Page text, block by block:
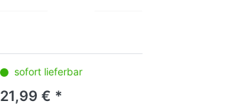
sofort lieferbar
21,99 € *